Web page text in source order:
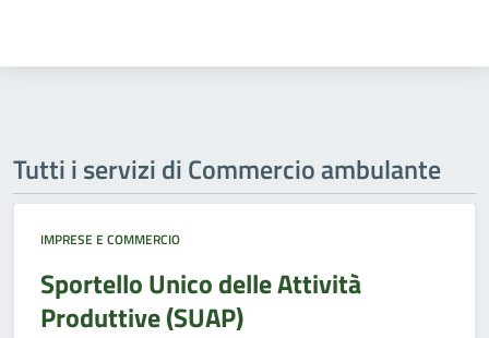
Tutti i servizi di Commercio ambulante
IMPRESE E COMMERCIO
Sportello Unico delle Attività
Produttive (SUAP)